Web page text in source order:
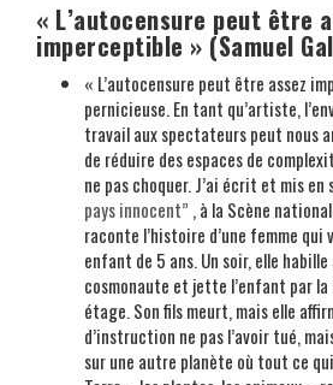
« L’autocensure peut être
imperceptible » (Samuel
« L’autocensure peut être assez
pernicieuse. En tant qu’artiste,
travail aux spectateurs peut nous
de réduire des espaces de
ne pas choquer. J’ai écrit et mis
pays innocent” , à la Scène
raconte l’histoire d’une femme qui
enfant de 5 ans. Un soir, elle
cosmonaute et jette l’enfant par
étage. Son fils meurt, mais elle
d’instruction ne pas l’avoir tué,
sur une autre planète où tout ce